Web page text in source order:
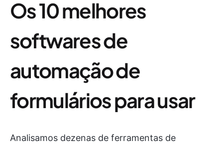
Os 10 melhores
softwares de
automação de
formulários para usar
Analisamos dezenas de ferramentas de